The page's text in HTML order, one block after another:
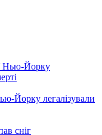
Йорку легалізували